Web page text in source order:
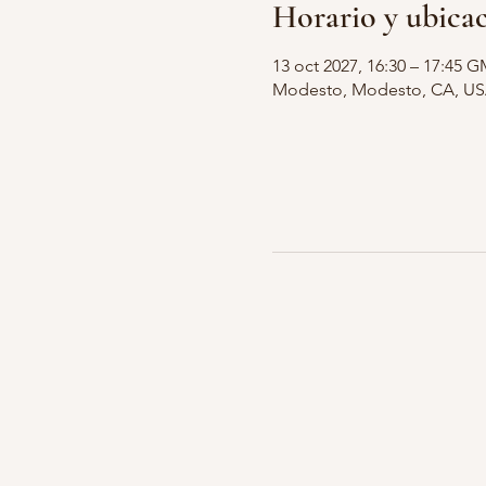
Horario y
13 oct 2027, 16:30 – 17:45
Modesto, Modesto, CA,